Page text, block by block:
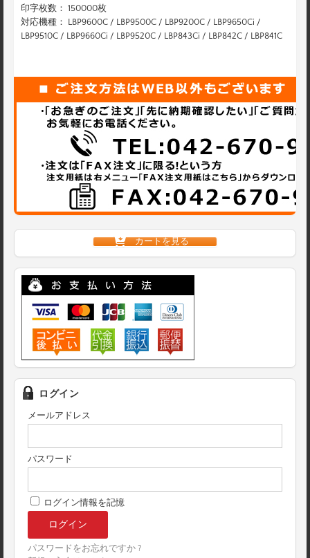
印字枚数： 150000枚
対応機種： LBP9600C / LBP9500C / LBP9200C / LBP9650Ci /
LBP9510C / LBP9660Ci / LBP9520C / LBP843Ci / LBP842C / LBP841C
カートを見る
ログイン
メールアドレス
パスワード
ログイン情報を記憶
パスワードをお忘れですか ?